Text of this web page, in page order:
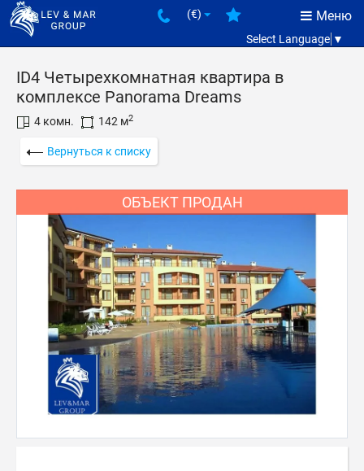
Меню
(€)
Select Language ▼
ID4 Четырехкомнатная квартира в
комплексе Panorama Dreams
4 комн. 142 м2
Вернуться к списку
ОБЪЕКТ ПРОДАН